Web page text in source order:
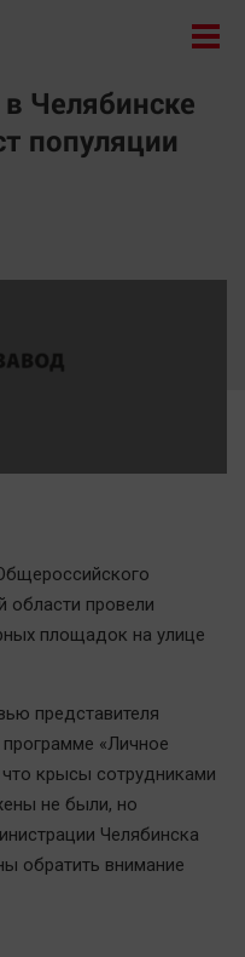
Челябинске
популяции
области провели
площадок на улице
представителя
«Личное
крысы сотрудниками
не были, но
Челябинска
обратить внимание